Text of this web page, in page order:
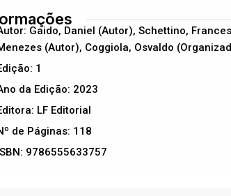
Gaido, Daniel (Autor), Schettino,
(Autor), Coggiola, Osvaldo
1
da Edição: 2023
LF Editorial
de Páginas: 118
9786555633757